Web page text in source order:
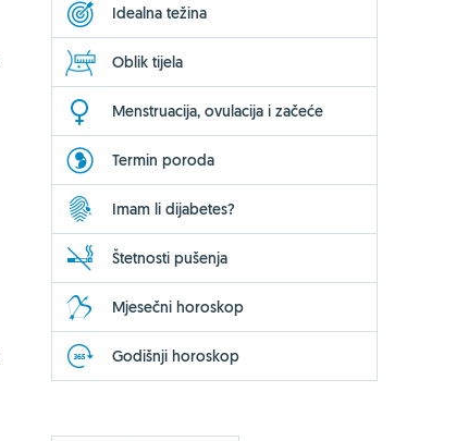
Idealna težina
Oblik tijela
Menstruacija, ovulacija i začeće
Termin poroda
Imam li dijabetes?
Štetnosti pušenja
Mjesečni horoskop
Godišnji horoskop